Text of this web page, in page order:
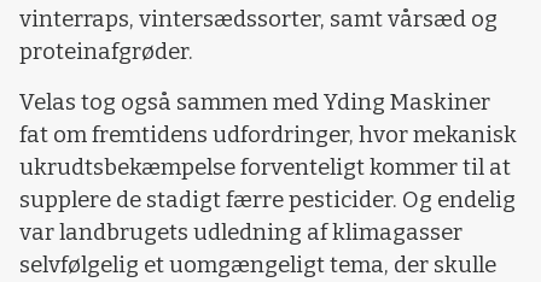
vinterraps, vintersædssorter, samt vårsæd og
proteinafgrøder.
Velas tog også sammen med Yding Maskiner
fat om fremtidens udfordringer, hvor mekanisk
ukrudtsbekæmpelse forventeligt kommer til at
supplere de stadigt færre pesticider. Og endelig
var landbrugets udledning af klimagasser
selvfølgelig et uomgængeligt tema, der skulle